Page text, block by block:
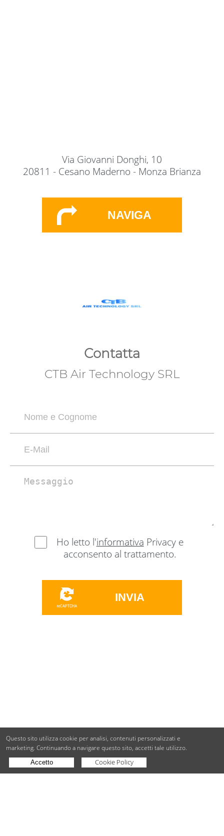
NAVIGA
Via Giovanni Donghi, 10
20811 - Cesano Maderno - Monza Brianza
Contatta
CTB Air Technology SRL
Ho letto l'informativa Privacy e
acconsento al trattamento.
INVIA
Copyright © BdueB Srl PI 07755110967 Privacy Utilizzo dei cookie
Questo sito utilizza cookie per analisi, contenuti personalizzati e
marketing. Continuando a navigare questo sito, accetti tale utilizzo.
Accetto Cookie Policy